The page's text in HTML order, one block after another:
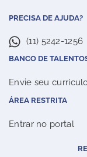
PRECISA DE AJUDA?
(11) 5242-1256
BANCO DE
Envie seu
ÁREA RESTRITA
Entrar no portal